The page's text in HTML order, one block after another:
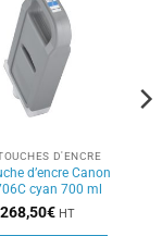
D'ENCRE
d’encre Canon
cyan 700 ml
268,50€ HT